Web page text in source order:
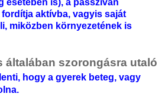
aktívba, vagyis saját
miközben környezetének is
általában szorongásra utaló
hogy a gyerek beteg, vagy